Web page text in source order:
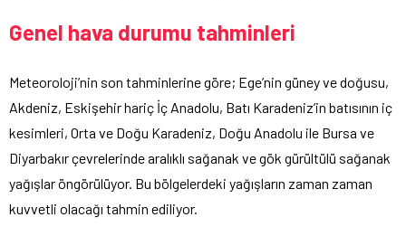
Genel hava durumu tahminleri
Meteoroloji’nin son tahminlerine göre; Ege’nin güney ve doğusu,
Akdeniz, Eskişehir hariç İç Anadolu, Batı Karadeniz’in batısının iç
kesimleri, Orta ve Doğu Karadeniz, Doğu Anadolu ile Bursa ve
Diyarbakır çevrelerinde aralıklı sağanak ve gök gürültülü sağanak
yağışlar öngörülüyor. Bu bölgelerdeki yağışların zaman zaman
kuvvetli olacağı tahmin ediliyor.